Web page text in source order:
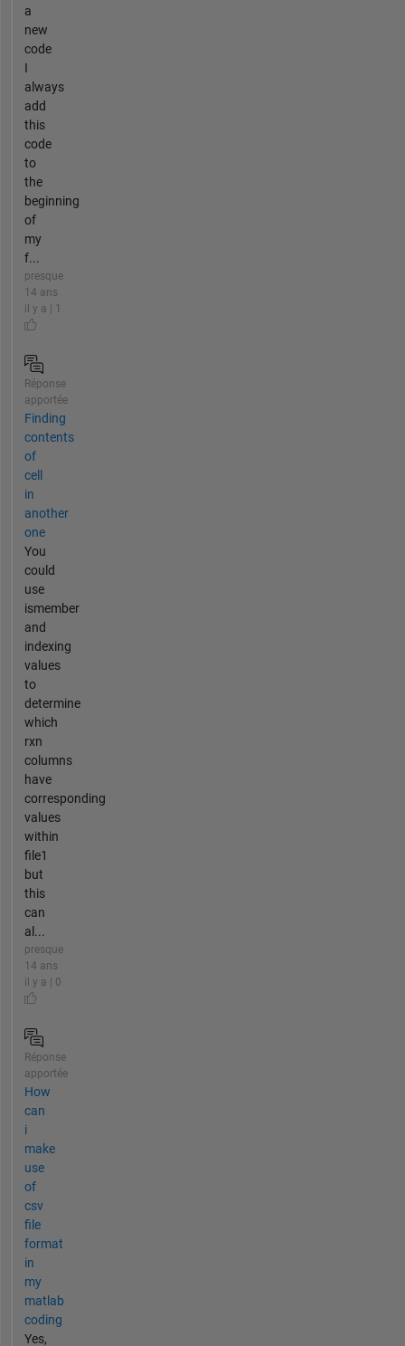
a
new
code
I
always
add
this
code
to
the
beginning
of
my
f...
presque
14 ans
il y a | 1
Réponse
apportée
Finding
contents
of
cell
in
another
one
You
could
use
ismember
and
indexing
values
to
determine
which
rxn
columns
have
corresponding
values
within
file1
but
this
can
al...
presque
14 ans
il y a | 0
Réponse
apportée
How
can
i
make
use
of
csv
file
format
in
my
matlab
coding
Yes,